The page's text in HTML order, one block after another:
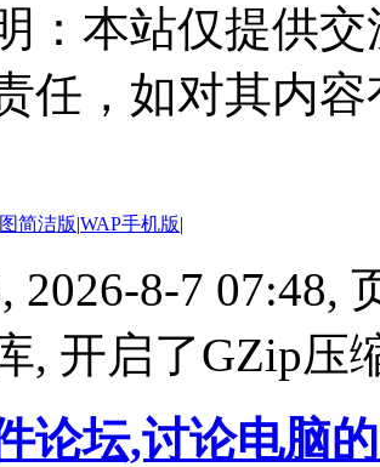
：本站仅提供
任，如对其内
简洁版|WAP手机版|
2026-8-7 07:48,
, 开启了GZip压
论坛,讨论电脑